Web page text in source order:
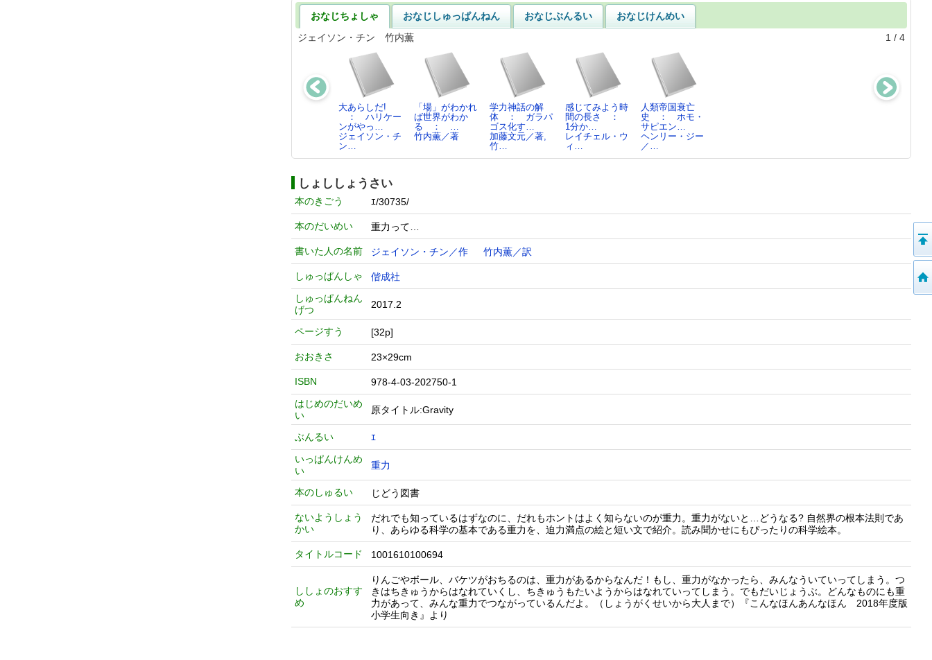
おなじちょしゃ おなじしゅっぱんねん おなじぶんるい
おなじけんめい
ジェイソン・チン 竹内薫
1 / 4
大あらしだ!
： ハリケー
ンがやっ…
ジェイソン・チ
ン…
「場」がわかれ
ば世界がわか
る ： …
竹内薫／著
学力神話の解
体 ： ガラパ
ゴス化す…
加藤文元／著,
竹…
感じてみよう時
間の長さ ：
1分か…
レイチェル・ウ
ィ…
人類帝国衰亡
史 ： ホモ・
サピエン…
ヘンリー・ジー
／…
しょししょうさい
本のきごう ｴ/30735/
本のだいめい 重力って…
書いた人の名前 ジェイソン・チン／作 竹内薫／訳
しゅっぱんしゃ
偕成社
しゅっぱんねん
げつ
2017.2
ページすう [32p]
おおきさ 23×29cm
ISBN
978-4-03-202750-1
はじめのだいめ
い
原タイトル:Gravity
ぶんるい
ｴ
いっぱんけんめ
い
重力
本のしゅるい じどう図書
ないようしょう
かい
だれでも知っているはずなのに、だれもホントはよく知らないのが重力。重力がないと…どうなる? 自然界の根本法則であ
り、あらゆる科学の基本である重力を、迫力満点の絵と短い文で紹介。読み聞かせにもぴったりの科学絵本。
タイトルコード 1001610100694
ししょのおすす
め
りんごやボール、バケツがおちるのは、重力があるからなんだ！もし、重力がなかったら、みんなういていってしまう。つ
きはちきゅうからはなれていくし、ちきゅうもたいようからはなれていってしまう。でもだいじょうぶ。どんなものにも重
力があって、みんな重力でつながっているんだよ。（しょうがくせいから大人まで）『こんなほんあんなほん 2018年度版
小学生向き』より